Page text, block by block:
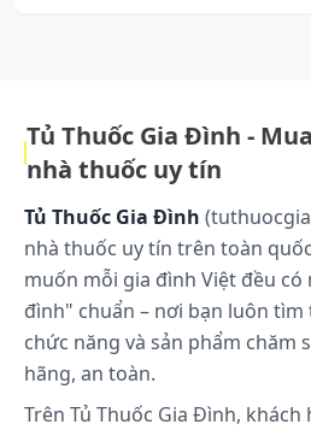
Chưa có thông tin
Cách bảo quản:
Để nơi khô ráo, tránh ánh
Tủ Thuốc Gia Đình -
nhà thuốc uy tín
Tủ Thuốc Gia Đình
nhà thuốc uy tín trên toàn
muốn mỗi gia đình Việt đều
đình" chuẩn – nơi bạn luôn
chức năng và sản phẩm chăm
hãng, an toàn.
Trên Tủ Thuốc Gia Đình, khách